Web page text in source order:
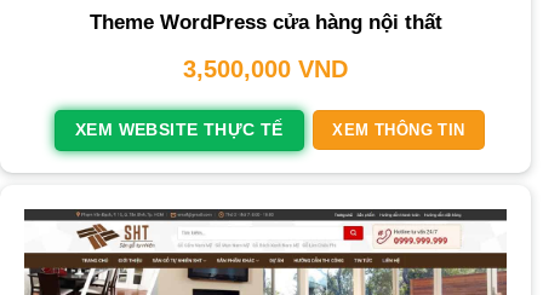
Theme WordPress cửa hàng nội thất
3,500,000 VND
XEM WEBSITE THỰC TẾ XEM THÔNG TIN